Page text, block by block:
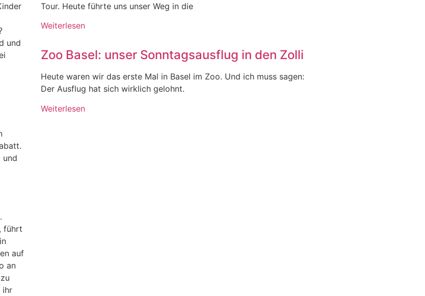
und
und
führt
auf
an
ihr
Tour. Heute führte uns unser Weg in die
Weiterlesen
Zoo Basel: unser Sonntagsausflug in den Zolli
Heute waren wir das erste Mal in Basel im Zoo. Und ich muss sagen:
Der Ausflug hat sich wirklich gelohnt.
Weiterlesen